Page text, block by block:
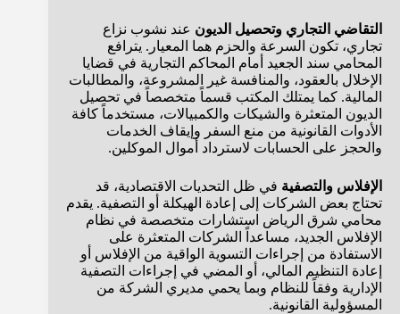
التقاضي التجاري وتحصيل الديون عند نشوب نزاع
تجاري، تكون السرعة والحزم هما المعيار. يترافع
المحامي سند الجعيد أمام المحاكم التجارية في قضايا
الإخلال بالعقود، والمنافسة غير المشروعة، والمطالبات
المالية. كما يمتلك المكتب قسماً متخصصاً في تحصيل
الديون المتعثرة والشيكات والكمبيالات، مستخدماً كافة
الأدوات القانونية من منع السفر وإيقاف الخدمات
والحجز على الحسابات لاسترداد أموال الموكلين.
الإفلاس والتصفية في ظل التحديات الاقتصادية، قد
تحتاج بعض الشركات إلى إعادة الهيكلة أو التصفية. يقدم
محامي شرق الرياض استشارات متخصصة في نظام
الإفلاس الجديد، مساعداً الشركات المتعثرة على
الاستفادة من إجراءات التسوية الواقية من الإفلاس أو
إعادة التنظيم المالي، أو المضي في إجراءات التصفية
الإدارية وفقاً للنظام وبما يحمي مديري الشركة من
المسؤولية القانونية.